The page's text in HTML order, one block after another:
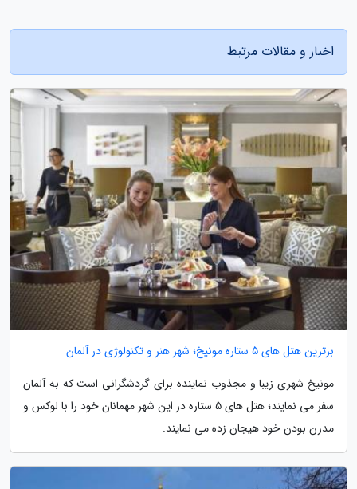
اخبار و مقالات مرتبط
برترین هتل های 5 ستاره مونیخ؛ شهر هنر و تکنولوژی در آلمان
مونیخ شهری زیبا و مجذوب نماینده برای گردشگرانی است که به آلمان
سفر می نمایند؛ هتل های 5 ستاره در این شهر مهمانان خود را با لوکس و
مدرن بودن خود هیجان زده می نمایند.